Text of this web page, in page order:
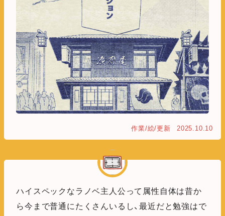
作業/絵/更新 2025.10.10
ハイスペックなラノベ主人公って属性自体は昔か
ら今まで普通にたくさんいるし、最近だと勉強はで